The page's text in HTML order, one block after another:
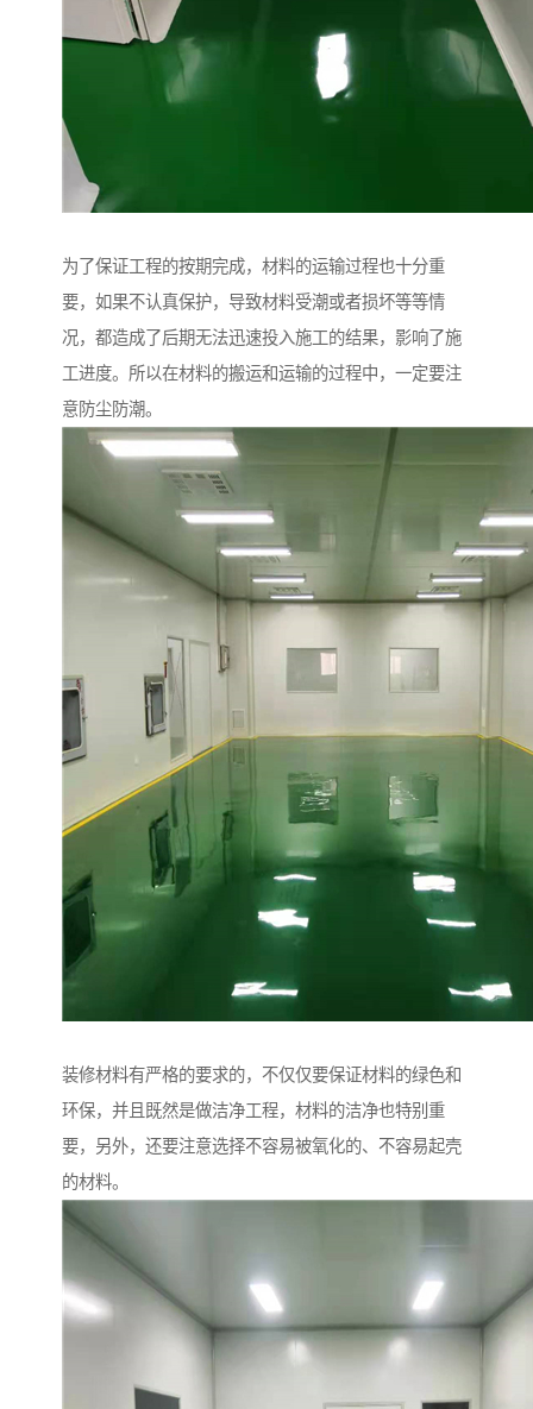
为了保证工程的按期完成，材料的运输过程也十分重
要，如果不认真保护，导致材料受潮或者损坏等等情
况，都造成了后期无法迅速投入施工的结果，影响了施
工进度。所以在材料的搬运和运输的过程中，一定要注
意防尘防潮。
装修材料有严格的要求的，不仅仅要保证材料的绿色和
环保，并且既然是做洁净工程，材料的洁净也特别重
要，另外，还要注意选择不容易被氧化的、不容易起壳
的材料。